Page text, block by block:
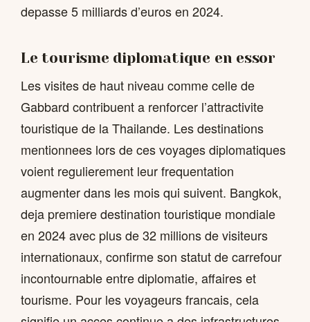
depasse 5 milliards d’euros en 2024.
Le tourisme diplomatique en essor
Les visites de haut niveau comme celle de
Gabbard contribuent a renforcer l’attractivite
touristique de la Thailande. Les destinations
mentionnees lors de ces voyages diplomatiques
voient regulierement leur frequentation
augmenter dans les mois qui suivent. Bangkok,
deja premiere destination touristique mondiale
en 2024 avec plus de 32 millions de visiteurs
internationaux, confirme son statut de carrefour
incontournable entre diplomatie, affaires et
tourisme. Pour les voyageurs francais, cela